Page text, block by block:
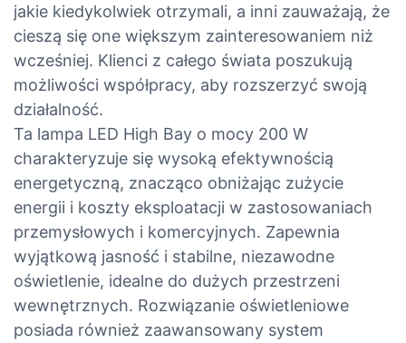
jakie kiedykolwiek otrzymali, a inni zauważają, że
cieszą się one większym zainteresowaniem niż
wcześniej. Klienci z całego świata poszukują
możliwości współpracy, aby rozszerzyć swoją
działalność.
Ta lampa LED High Bay o mocy 200 W
charakteryzuje się wysoką efektywnością
energetyczną, znacząco obniżając zużycie
energii i koszty eksploatacji w zastosowaniach
przemysłowych i komercyjnych. Zapewnia
wyjątkową jasność i stabilne, niezawodne
oświetlenie, idealne do dużych przestrzeni
wewnętrznych. Rozwiązanie oświetleniowe
posiada również zaawansowany system